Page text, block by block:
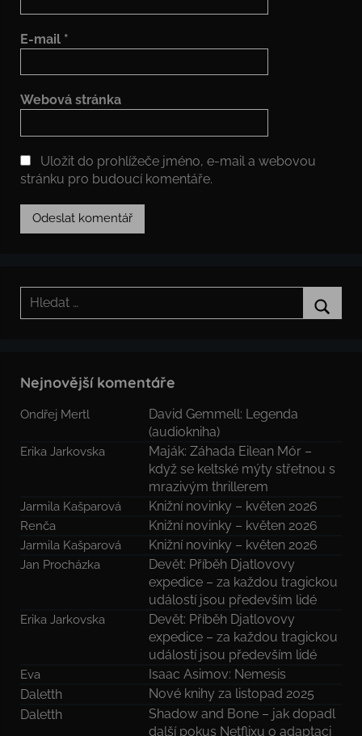
E-mail *
Webová stránka
Uložit do prohlížeče jméno, e-mail a webovou
stránku pro budoucí komentáře.
Hledat:
Nejnovější komentáře
Ondřej Mertl
David Gemmell: Legenda
(audiokniha)
Erika Jarkovska
Maják: Záhada Eilean Mór –
když se keltské mýty střetnou s
mrazivým thrillerem
Jarmila Kašparová Knižní novinky – květen 2026
Renča Knižní novinky – květen 2026
Jarmila Kašparová Knižní novinky – květen 2026
Jan Procházka
Devět: Příběh Djatlovovy
expedice – za každou tragickou
událostí jsou především lidé
Erika Jarkovska
Devět: Příběh Djatlovovy
expedice – za každou tragickou
událostí jsou především lidé
Eva
Isaac Asimov: Nemesis
Daletth
Nové knihy za listopad 2025
Daletth
Shadow and Bone – jak dopadl
další pokus Netflixu o adaptaci